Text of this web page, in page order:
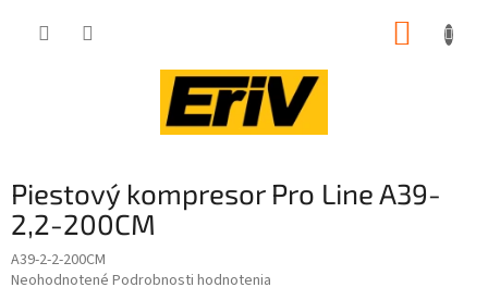
Piestový kompresor Pro Line A39-
2,2-200CM
A39-2-2-200CM
Priemerné
Neohodnotené Podrobnosti hodnotenia